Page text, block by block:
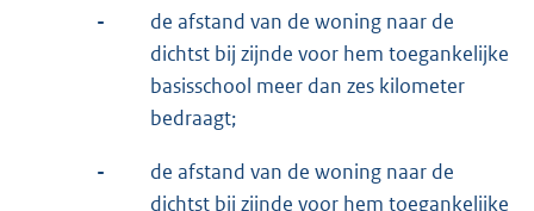
-
de afstand van de woning naar de
dichtst bij zijnde voor hem toegankelijke
basisschool meer dan zes kilometer
bedraagt;
-
de afstand van de woning naar de
dichtst bij zijnde voor hem toegankelijke